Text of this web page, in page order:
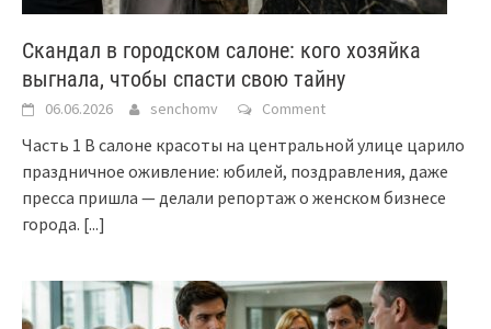
Скандал в городском салоне: кого хозяйка
выгнала, чтобы спасти свою тайну
06.06.2026 senchomv Comment
Часть 1 В салоне красоты на центральной улице царило
праздничное оживление: юбилей, поздравления, даже
пресса пришла — делали репортаж о женском бизнесе
города. [...]